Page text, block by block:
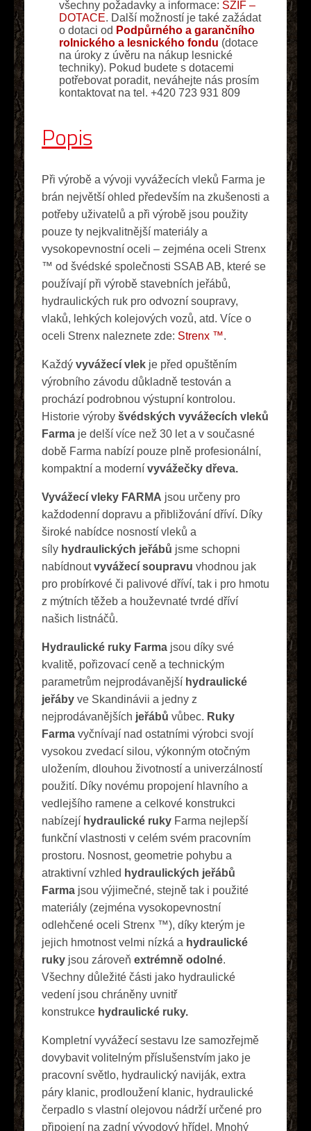
všechny požadavky a informace: SZIF –
DOTACE. Další možností je také zažádat
o dotaci od Podpůrného a garančního
rolnického a lesnického fondu (dotace
na úroky z úvěru na nákup lesnické
techniky). Pokud budete s dotacemi
potřebovat poradit, neváhejte nás prosím
kontaktovat na tel. +420 723 931 809
Popis
Při výrobě a vývoji vyvážecích vleků Farma je
brán největší ohled především na zkušenosti a
potřeby uživatelů a při výrobě jsou použity
pouze ty nejkvalitnější materiály a
vysokopevnostní oceli – zejména oceli Strenx
™ od švédské společnosti SSAB AB, které se
používají při výrobě stavebních jeřábů,
hydraulických ruk pro odvozní soupravy,
vlaků, lehkých kolejových vozů, atd. Více o
oceli Strenx naleznete zde: Strenx ™.
Každý vyvážecí vlek je před opuštěním
výrobního závodu důkladně testován a
prochází podrobnou výstupní kontrolou.
Historie výroby švédských vyvážecích vleků
Farma je delší více než 30 let a v současné
době Farma nabízí pouze plně profesionální,
kompaktní a moderní vyvážečky dřeva.
Vyvážecí vleky FARMA jsou určeny pro
každodenní dopravu a přibližování dříví. Díky
široké nabídce nosností vleků a
síly hydraulických jeřábů jsme schopni
nabídnoutvyvážecí soupravu vhodnou jak
pro probírkové či palivové dříví, tak i pro hmotu
z mýtních těžeb a houževnaté tvrdé dříví
našich listnáčů.
Hydraulické ruky Farma jsou díky své
kvalitě, pořizovací ceně a technickým
parametrům nejprodávanější hydraulické
jeřáby ve Skandinávii a jedny z
nejprodávanějších jeřábů vůbec. Ruky
Farma vyčnívají nad ostatními výrobci svojí
vysokou zvedací silou, výkonným otočným
uložením, dlouhou životností a univerzálností
použití. Díky novému propojení hlavního a
vedlejšího ramene a celkové konstrukci
nabízejí hydraulické ruky Farma nejlepší
funkční vlastnosti v celém svém pracovním
prostoru. Nosnost, geometrie pohybu a
atraktivní vzhled hydraulických jeřábů
Farma jsou výjimečné, stejně tak i použité
materiály (zejména vysokopevnostní
odlehčené oceli Strenx ™), díky kterým je
jejich hmotnost velmi nízká a hydraulické
ruky jsou zároveň extrémně odolné.
Všechny důležité části jako hydraulické
vedení jsou chráněny uvnitř
konstrukce hydraulické ruky.
Kompletní vyvážecí sestavu lze samozřejmě
dovybavit volitelným příslušenstvím jako je
pracovní světlo, hydraulický naviják, extra
páry klanic, prodloužení klanic, hydraulické
čerpadlo s vlastní olejovou nádrží určené pro
připojení na zadní vývodový hřídel. Mnohý